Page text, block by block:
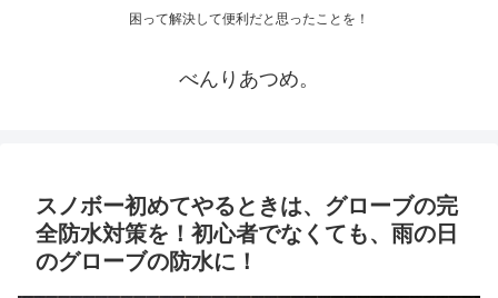
困って解決して便利だと思ったことを！
べんりあつめ。
スノボー初めてやるときは、グローブの完
全防水対策を！初心者でなくても、雨の日
のグローブの防水に！